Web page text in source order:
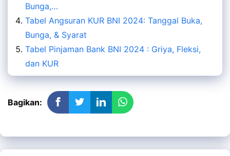
Bunga,…
Tabel Angsuran KUR BNI 2024: Tanggal Buka,
Bunga, & Syarat
Tabel Pinjaman Bank BNI 2024 : Griya, Fleksi,
dan KUR
Bagikan: